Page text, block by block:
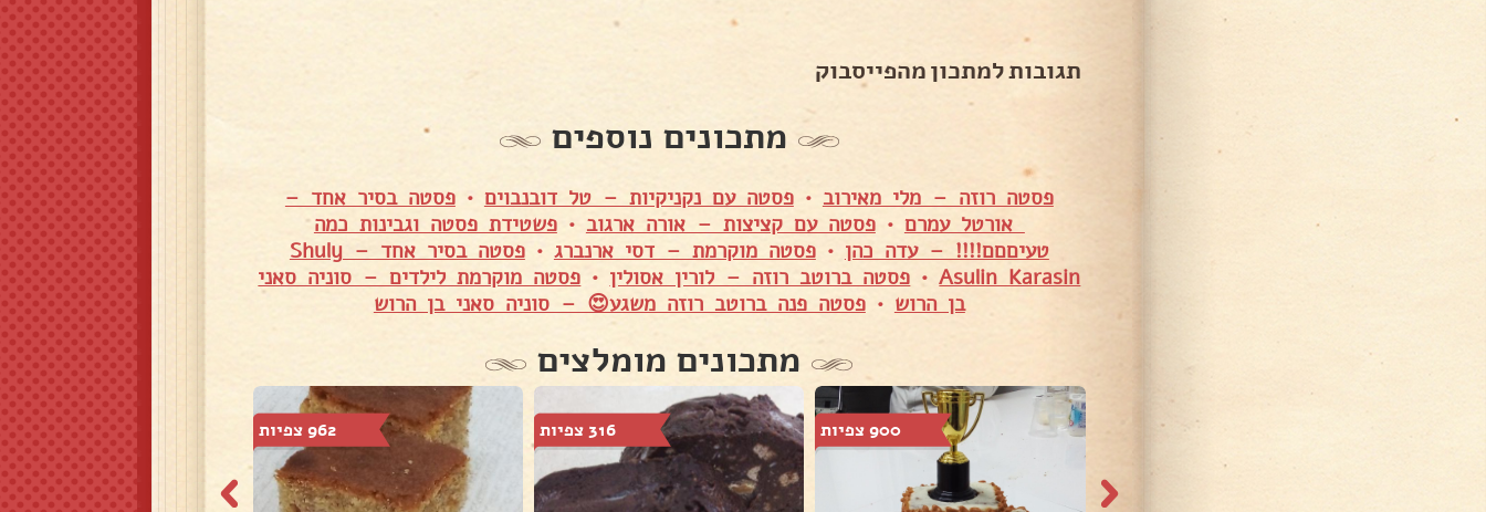
תגובות למתכון מהפייסבוק
מתכונים נוספים
פסטה רוזה – מלי מאירוב •פסטה עם נקניקיות – טל דובנבוים •פסטה בסיר אחד –
אורטל עמרם •פסטה עם קציצות – אורה ארגוב •פשטידת פסטה וגבינות כמה
טעיםםם!!!! – עדה כהן •פסטה מוקרמת – דסי ארנברג •
פסטה בסיר אחד – Shuly
Asulin Karasin
• פסטה ברוטב רוזה – לורין אסולין • פסטה מוקרמת לילדים – סוניה סאני
בן הרוש •פסטה פנה ברוטב רוזה משגע😍 – סוניה סאני בן הרוש
מתכונים מומלצים
250 צפיות 900 צפיות 316 צפיות 962 צפיות